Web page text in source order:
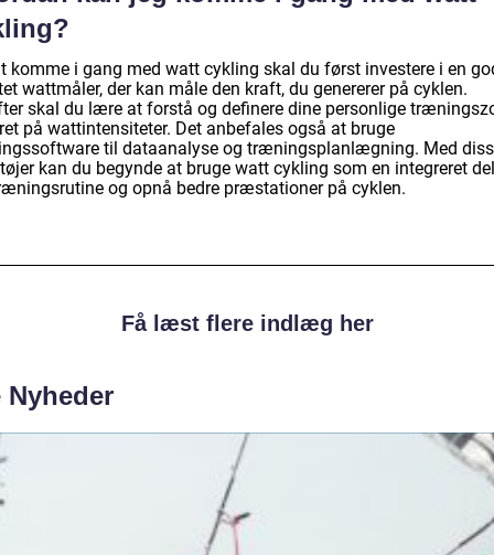
komme i gang med watt cykling skal du først investere i en
wattmåler, der kan måle den kraft, du genererer på cyklen.
skal du lære at forstå og definere dine personlige
på wattintensiteter. Det anbefales også at bruge
til dataanalyse og træningsplanlægning. Med
kan du begynde at bruge watt cykling som en integreret
og opnå bedre præstationer på cyklen.
Få læst flere indlæg her
Nyheder